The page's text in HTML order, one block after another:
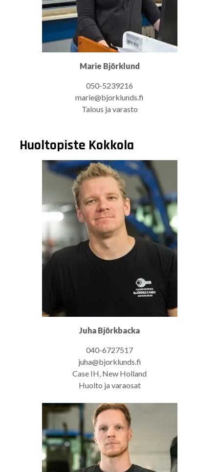
Marie Björklund
050-5239216
marie@bjorklunds.fi
Talous ja varasto
Huoltopiste Kokkola
Juha Björkbacka
040-6727517
juha@bjorklunds.fi
Case IH, New Holland
Huolto ja varaosat